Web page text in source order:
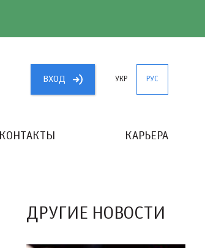
ВХОД УКР РУС
КОНТАКТЫ КАРЬЕРА
ДРУГИЕ НОВОСТИ